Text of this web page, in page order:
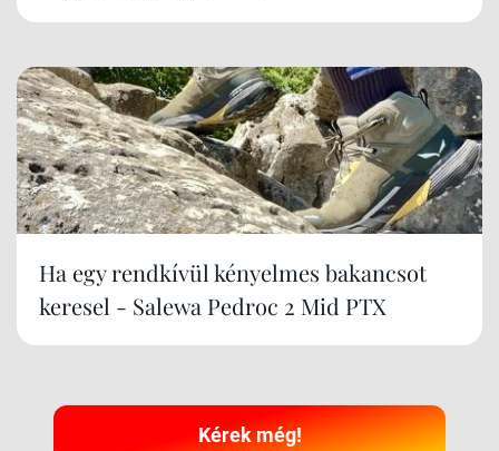
Ha egy rendkívül kényelmes bakancsot
keresel - Salewa Pedroc 2 Mid PTX
Kérek még!